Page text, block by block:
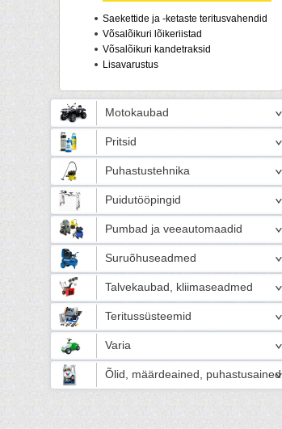
Saekettide ja -ketaste teritusvahendid
Võsalõikuri lõikeriistad
Võsalõikuri kandetraksid
Lisavarustus
Motokaubad
Pritsid
Puhastustehnika
Puidutööpingid
Pumbad ja veeautomaadid
Suruõhuseadmed
Talvekaubad, kliimaseadmed
Teritussüsteemid
Varia
Õlid, määrdeained, puhastusained